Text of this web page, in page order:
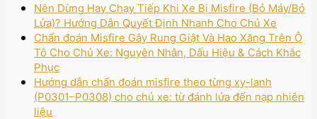
Nên Dừng Hay Chạy Tiếp Khi Xe Bị Misfire (Bỏ Máy/Bỏ
Lửa)? Hướng Dẫn Quyết Định Nhanh Cho Chủ Xe
Chẩn đoán Misfire Gây Rung Giật Và Hao Xăng Trên Ô
Tô Cho Chủ Xe: Nguyên Nhân, Dấu Hiệu & Cách Khắc
Phục
Hướng dẫn chẩn đoán misfire theo từng xy-lanh
(P0301–P0308) cho chủ xe: từ đánh lửa đến nạp nhiên
liệu